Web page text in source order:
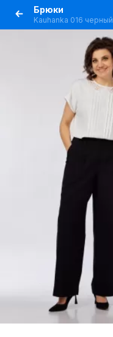
Брюки
Kauhanka 016 черный